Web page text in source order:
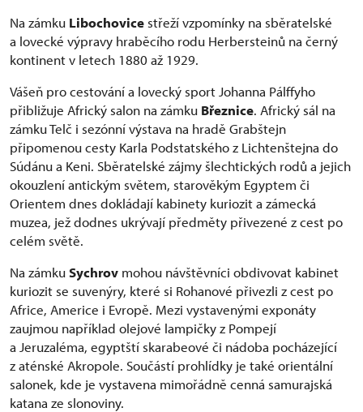
Na zámku Libochovice střeží vzpomínky na sběratelské
a lovecké výpravy hraběcího rodu Herbersteinů na černý
kontinent v letech 1880 až 1929.
Vášeň pro cestování a lovecký sport Johanna Pálffyho
přibližuje Africký salon na zámku Březnice. Africký sál na
zámku Telč i sezónní výstava na hradě Grabštejn
připomenou cesty Karla Podstatského z Lichtenštejna do
Súdánu a Keni. Sběratelské zájmy šlechtických rodů a jejich
okouzlení antickým světem, starověkým Egyptem či
Orientem dnes dokládají kabinety kuriozit a zámecká
muzea, jež dodnes ukrývají předměty přivezené z cest po
celém světě.
Na zámkuSychrov mohou návštěvníci obdivovat kabinet
kuriozit se suvenýry, které si Rohanové přivezli z cest po
Africe, Americe i Evropě. Mezi vystavenými exponáty
zaujmou například olejové lampičky z Pompejí
a Jeruzaléma, egyptští skarabeové či nádoba pocházející
z aténské Akropole. Součástí prohlídky je také orientální
salonek, kde je vystavena mimořádně cenná samurajská
katana ze slonoviny.